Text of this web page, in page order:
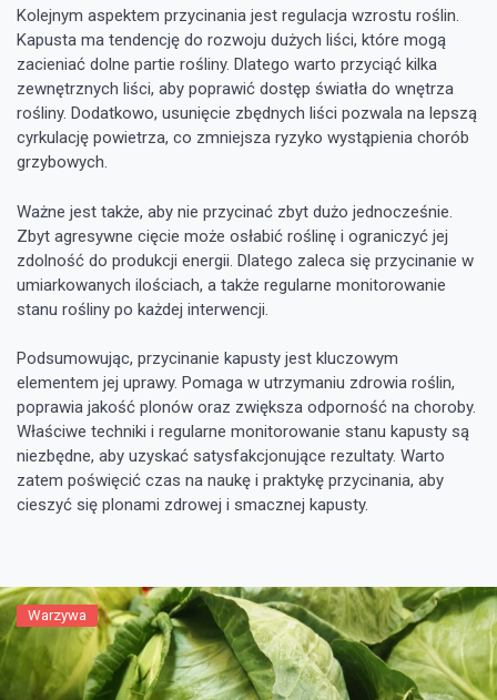
Kolejnym aspektem przycinania jest regulacja wzrostu roślin.
Kapusta ma tendencję do rozwoju dużych liści, które mogą
zacieniać dolne partie rośliny. Dlatego warto przyciąć kilka
zewnętrznych liści, aby poprawić dostęp światła do wnętrza
rośliny. Dodatkowo, usunięcie zbędnych liści pozwala na lepszą
cyrkulację powietrza, co zmniejsza ryzyko wystąpienia chorób
grzybowych.
Ważne jest także, aby nie przycinać zbyt dużo jednocześnie.
Zbyt agresywne cięcie może osłabić roślinę i ograniczyć jej
zdolność do produkcji energii. Dlatego zaleca się przycinanie w
umiarkowanych ilościach, a także regularne monitorowanie
stanu rośliny po każdej interwencji.
Podsumowując, przycinanie kapusty jest kluczowym
elementem jej uprawy. Pomaga w utrzymaniu zdrowia roślin,
poprawia jakość plonów oraz zwiększa odporność na choroby.
Właściwe techniki i regularne monitorowanie stanu kapusty są
niezbędne, aby uzyskać satysfakcjonujące rezultaty. Warto
zatem poświęcić czas na naukę i praktykę przycinania, aby
cieszyć się plonami zdrowej i smacznej kapusty.
Warzywa